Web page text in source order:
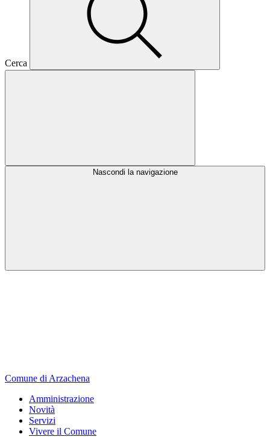
Cerca
Nascondi la navigazione
Comune di Arzachena
Amministrazione
Novità
Servizi
Vivere il Comune